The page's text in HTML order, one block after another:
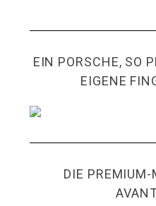
EIN PORSCHE, SO
EIGENE
DIE PREMIUM-